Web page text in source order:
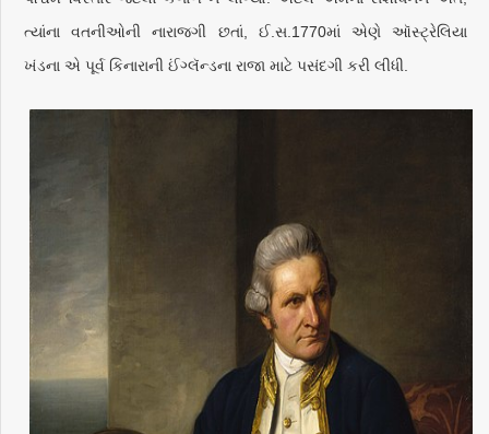
ત્યાંના વતનીઓની નારાજગી છતાં, ઈ.સ.1770માં એણે ઑસ્ટ્રેલિયા
ખંડના એ પૂર્વ કિનારાની ઈંગ્લૅન્ડના રાજા માટે પસંદગી કરી લીધી.